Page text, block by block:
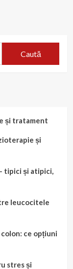
Caută
și tratament
și
tipici și atipici,
leucocitele
ce opțiuni
stres și